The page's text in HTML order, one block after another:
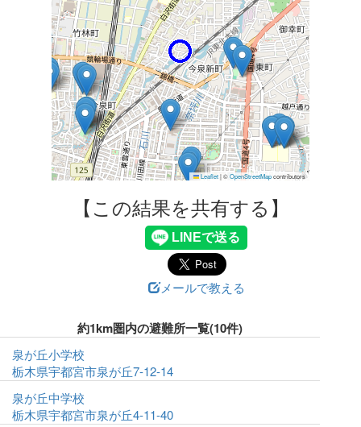
Leaflet|©OpenStreetMapcontributors
【この結果を共有する】
メールで教える
約1km圏内の避難所一覧(10件)
泉が丘小学校
栃木県宇都宮市泉が丘7-12-14
泉が丘中学校
栃木県宇都宮市泉が丘4-11-40